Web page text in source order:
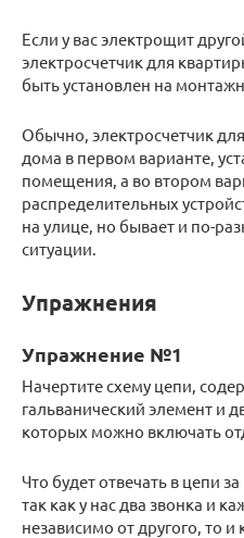
Если у вас электрощит
электросчетчик для
быть установлен на
Обычно, электросчетчик
дома в первом варианте,
помещения, а во втором
распределительных
на улице, но бывает и по-
ситуации.
Упражнения
Упражнение №1
Начертите схему цепи,
гальванический элемент и
которых можно включать
Что будет отвечать в цепи
так как у нас два звонка и
независимо от другого, то